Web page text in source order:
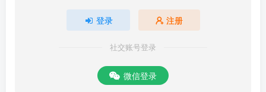
登录 注册
社交账号登录
微信登录